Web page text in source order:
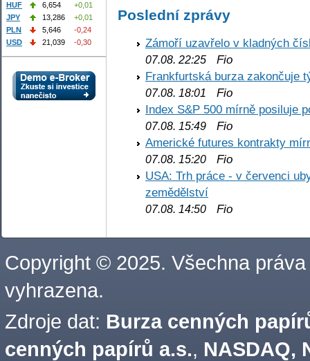
Poslední zprávy
Zámoří uzavřelo v kladných
07.08. 22:25 Fio
Frankfurtská burza zakončuje
07.08. 18:01
Fio
Index S&P 500 mírně posiluje
07.08. 15:49 Fio
Americké futures kontrakty
07.08. 15:20 Fio
USA: Trh práce - v červenci
zemědělství
07.08. 14:50 Fio
HUF
6,654
+0,01
JPY
13,286
+0,01
PLN
5,646
-0,24
USD
21,039 -0,30
Copyright © 2025. Všechna práva
vyhrazena.
Zdroje dat: Burza cenných
cenných papírů a.s., NASDAQ,